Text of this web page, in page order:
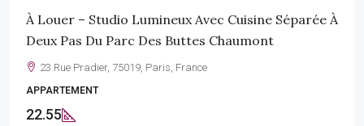
À Louer – Studio Lumineux Avec Cuisine Séparée À
Deux Pas Du Parc Des Buttes Chaumont
23 Rue Pradier, 75019, Paris, France
APPARTEMENT
22.55